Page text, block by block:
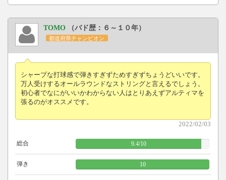
TOMO （バド歴：６～１０年）
都道府県チャンピオン
シャープな打球感で弾きすぎずためすぎずちょうどいいです。
万人受けするオールラウンドなストリングと言えるでしょう。
初心者でなにがいいかわからない人はとりあえずアルティマを
張るのがオススメです。
2022/02/03
総合 9.4/10
弾き 10